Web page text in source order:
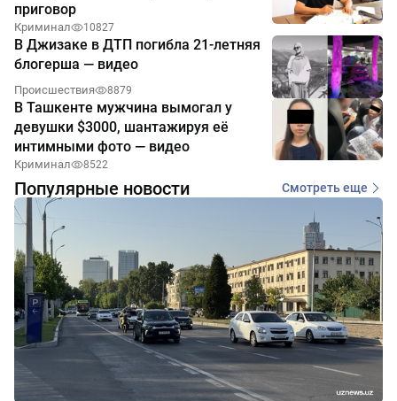
приговор
Криминал 10827
В Джизаке в ДТП погибла 21-летняя
блогерша — видео
Происшествия 8879
В Ташкенте мужчина вымогал у
девушки $3000, шантажируя её
интимными фото — видео
Криминал 8522
Популярные новости Смотреть еще